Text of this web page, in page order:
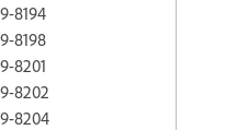
8194
8198
8201
8202
8204